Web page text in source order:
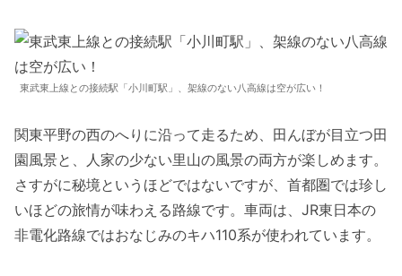
東武東上線との接続駅「小川町駅」、架線のない八高線は空が広い！
関東平野の西のへりに沿って走るため、田んぼが目立つ田
園風景と、人家の少ない里山の風景の両方が楽しめます。
さすがに秘境というほどではないですが、首都圏では珍し
いほどの旅情が味わえる路線です。車両は、JR東日本の
非電化路線ではおなじみのキハ110系が使われています。